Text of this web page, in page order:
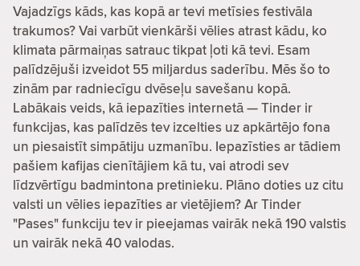
Vajadzīgs kāds, kas kopā ar tevi metīsies festivāla
trakumos? Vai varbūt vienkārši vēlies atrast kādu, ko
klimata pārmaiņas satrauc tikpat ļoti kā tevi. Esam
palīdzējuši izveidot 55 miljardus saderību. Mēs šo to
zinām par radniecīgu dvēseļu savešanu kopā.
Labākais veids, kā iepazīties internetā — Tinder ir
funkcijas, kas palīdzēs tev izcelties uz apkārtējo fona
un piesaistīt simpātiju uzmanību. Iepazīsties ar tādiem
pašiem kafijas cienītājiem kā tu, vai atrodi sev
līdzvērtīgu badmintona pretinieku. Plāno doties uz citu
valsti un vēlies iepazīties ar vietējiem? Ar Tinder
"Pases" funkciju tev ir pieejamas vairāk nekā 190 valstis
un vairāk nekā 40 valodas.